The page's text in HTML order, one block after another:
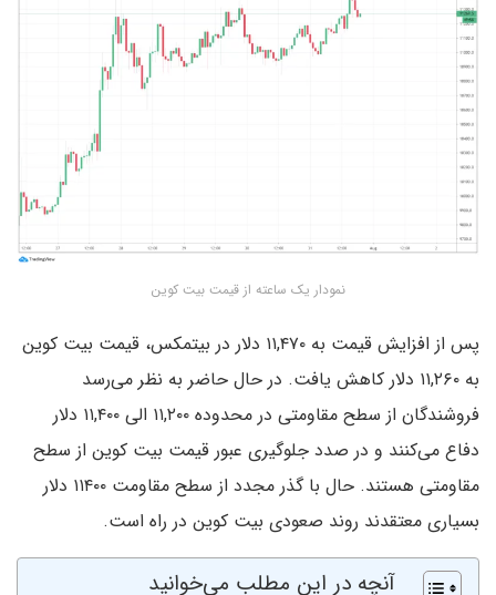
نمودار یک ساعته از قیمت بیت کوین
پس از افزایش قیمت به ۱۱,۴۷۰ دلار در بیتمکس، قیمت بیت کوین
به ۱۱,۲۶۰ دلار کاهش یافت. در حال حاضر به نظر می‌رسد
فروشندگان از سطح مقاومتی در محدوده ۱۱,۲۰۰ الی ۱۱,۴۰۰ دلار
دفاع می‌کنند و در صدد جلوگیری عبور قیمت بیت کو‌ین از سطح
مقاومتی هستند. حال با گذر مجدد از سطح مقاومت ۱۱۴۰۰ دلار
بسیاری معتقدند روند صعودی بیت کوین در راه است.
آنچه در این مطلب می‌خوانید